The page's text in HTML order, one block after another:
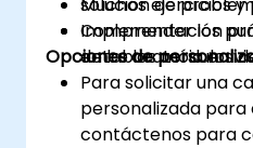
Comprender los
entre los módulos
Implementación
de laboratorio en
Opciones de
Para solicitar una
personalizada para
contáctenos para